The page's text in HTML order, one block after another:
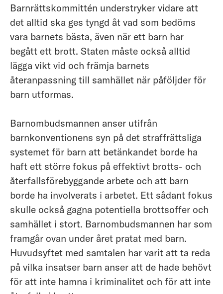
Barnrättskommittén understryker vidare att
det alltid ska ges tyngd åt vad som bedöms
vara barnets bästa, även när ett barn har
begått ett brott. Staten måste också alltid
lägga vikt vid och främja barnets
återanpassning till samhället när påföljder för
barn utformas.
Barnombudsmannen anser utifrån
barnkonventionens syn på det straffrättsliga
systemet för barn att betänkandet borde ha
haft ett större fokus på effektivt brotts- och
återfallsförebyggande arbete och att barn
borde ha involverats i arbetet. Ett sådant fokus
skulle också gagna potentiella brottsoffer och
samhället i stort. Barnombudsmannen har som
framgår ovan under året pratat med barn.
Huvudsyftet med samtalen har varit att ta reda
på vilka insatser barn anser att de hade behövt
för att inte hamna i kriminalitet och för att inte